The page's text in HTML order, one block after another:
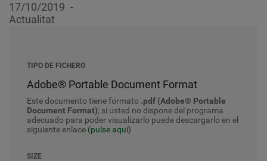
17/10/2019
Actualitat
TIPO DE FICHERO
Adobe® Portable Document Format
Este documento tiene formato .pdf (Adobe® Portable
Document Format); si usted no dispone del programa
adecuado para poder visualizarlo puede descargarlo en el
siguiente enlace (pulse aquí)
SIZE